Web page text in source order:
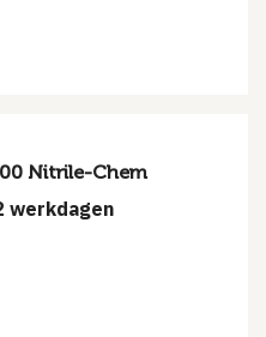
Nitrile-Chem
werkdagen